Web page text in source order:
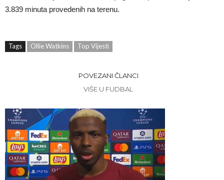
3.839 minuta provedenih na terenu.
Tags Ollie Watkins Top Vijesti
POVEZANI ČLANCI
VIŠE U FUDBAL